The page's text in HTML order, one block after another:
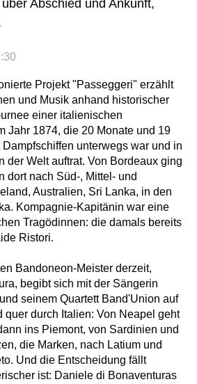
Abschied und Ankunft,
Projekt "Passeggeri" erzählt
und Musik anhand historischer
einer italienischen
Jahr 1874, die 20 Monate und 19
unterwegs war und in
der Welt auftrat. Von Bordeaux ging
dort nach Süd-, Mittel- und
Australien, Sri Lanka, in den
Kompagnie-Kapitänin war eine
Tragödinnen: die damals bereits
Ristori.
Bandoneon-Meister derzeit,
begibt sich mit der Sängerin
seinem Quartett Band'Union auf
quer durch Italien: Von Neapel geht
ins Piemont, von Sardinien und
die Marken, nach Latium und
Und die Entscheidung fällt
ist: Daniele di Bonaventuras